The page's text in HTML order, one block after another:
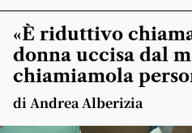
«È riduttivo
donna uccisa dal
chiamiamola
di Andrea Alberizia